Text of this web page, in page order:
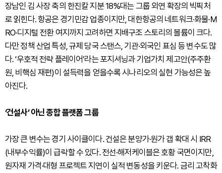
장남인 김 사장 축의 한진칼 지분 18%대는 그룹 외연 확장의 빅픽처
로 읽힌다. 항공은 경기민감 업종이지만, 대한항공의 네트워크·화물·M
RO·디지털 전환 여지까지 고려하면 지배구조 스토리의 볼륨이 크다.
다만 정책 산업 특성, 규제 당국 스탠스, 기관·외국인 표심 등 변수도 많
다. ‘우호적 전략 플레이어’라는 포지셔닝과 기업가치 제고안(주주환
원, 비핵심 재편)이 설득력을 얻을수록 시나리오의 실현 가능성은 높
아진다.
‘건설사’ 아닌 종합 플랫폼 그룹
가장 큰 변수는 경기 사이클이다. 건설은 분양가·원가 갭 확대 시 IRR
(내부수익률)이 급락할 수 있다. 전선·해저케이블은 호황 국면이지만,
원자재 가격·대형 프로젝트 지연이 실적 변동성을 키운다. 금리 고착화